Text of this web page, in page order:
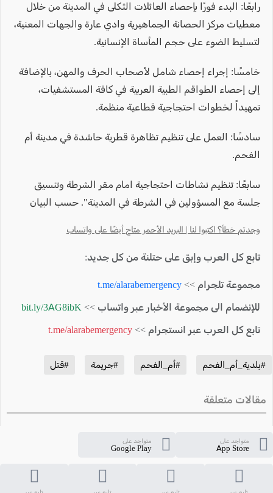
رابعًا: البدء فورًا بإحصاء العائلات الثكلى في المدينة من خلال
معطيات مركز الحصانة الجماهيرية وادي عارة والجهات المعنية،
لتسليط الضوء على حجم المأساة الإنسانية.
خامسًا: إجراء إحصاء شامل لأصحاب الحرف والمهن، بالإضافة
إلى إحصاء الطواقم الطبية العربية في كافة المستشفيات،
تمهيداً لخطوات احتجاجية قطاعية منظمة.
سادسًا: العمل على تنظيم تظاهرة قطرية حاشدة في مدينة أم
الفحم.
سابعًا: تنظيم نشاطات احتجاجية امام مقر الشرطة وتنسيق
جلسة مع المسؤولين في الشرطة في المدينة". حسب البيان
وجدتم خطأ؟ اكتبوا لنا | البريد الأحمر متاح أيضًا على واتساب
تابع كل العرب وإبق على حتلنة من كل جديد:
مجموعة تلجرام >> t.me/alarabemergency
للإنضمام الى مجموعة الأخبار عبر واتساب >> bit.ly/3AG8ibK
تابع كل العرب عبر انستجرام >> t.me/alarabemergency
#بلدية_أم_الفحم #أم_الفحم #جريمة #قتل
مقالات متعلقة
متواجد على
App Store
متواجد على
Google Play